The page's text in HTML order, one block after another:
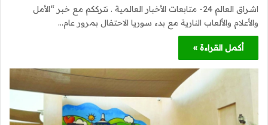
اشراق العالم 24- متابعات الأخبار العالمية . نترككم مع خبر “الأمل
والأعلام والألعاب النارية مع بدء سوريا الاحتفال بمرور عام…
أكمل القراءة »